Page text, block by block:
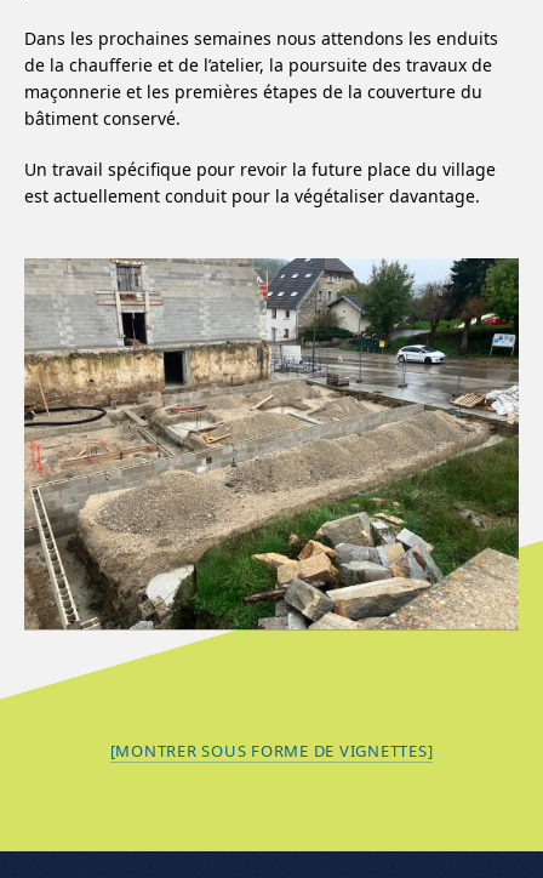
Dans les prochaines semaines nous attendons les enduits
de la chaufferie et de l’atelier, la poursuite des travaux de
maçonnerie et les premières étapes de la couverture du
bâtiment conservé.
Un travail spécifique pour revoir la future place du village
est actuellement conduit pour la végétaliser davantage.
[MONTRER SOUS FORME DE VIGNETTES]
Menu de l'article